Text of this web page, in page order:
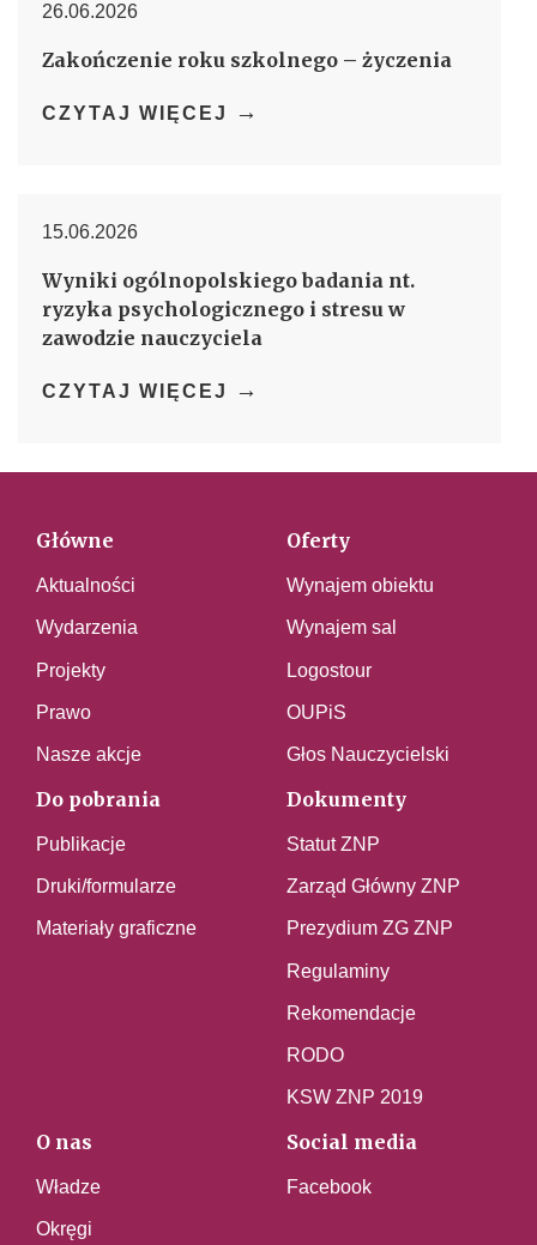
26.06.2026
Zakończenie roku szkolnego – życzenia
CZYTAJ WIĘCEJ →
15.06.2026
Wyniki ogólnopolskiego badania nt.
ryzyka psychologicznego i stresu w
zawodzie nauczyciela
CZYTAJ WIĘCEJ →
Główne
Aktualności
Wydarzenia
Projekty
Prawo
Nasze akcje
Oferty
Wynajem obiektu
Wynajem sal
Logostour
OUPiS
Głos Nauczycielski
Do pobrania
Publikacje
Druki/formularze
Materiały graficzne
Dokumenty
Statut ZNP
Zarząd Główny ZNP
Prezydium ZG ZNP
Regulaminy
Rekomendacje
RODO
KSW ZNP 2019
O nas
Władze
Okręgi
Social media
Facebook